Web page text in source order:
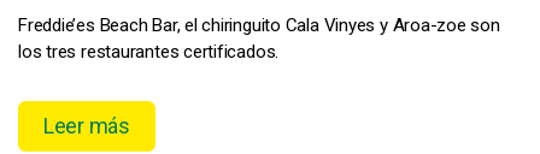
Freddie’es Beach Bar, el chiringuito Cala Vinyes y Aroa-zoe son
los tres restaurantes certificados.
Leer más